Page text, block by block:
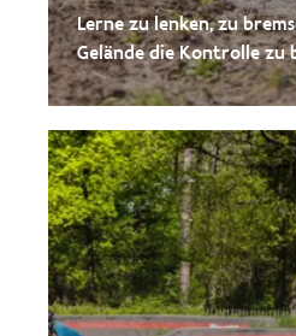
Lerne zu lenken, zu
Gelände die Kontrolle zu